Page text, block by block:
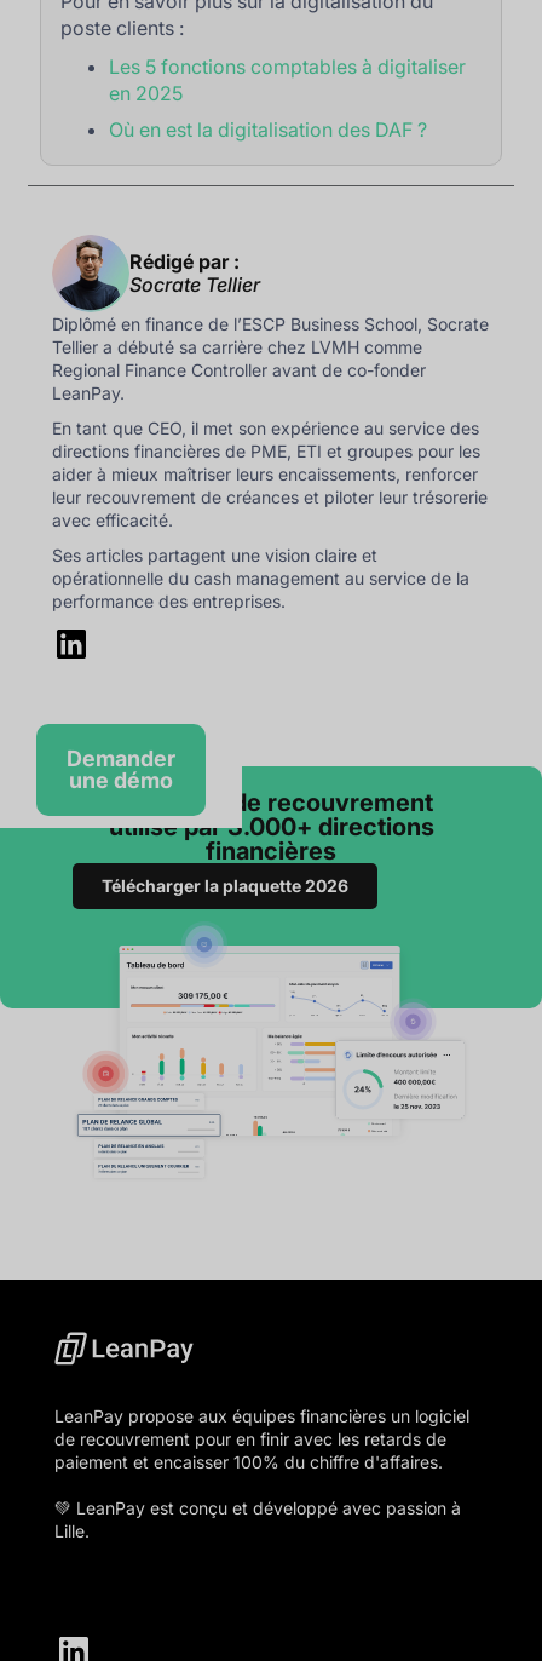
poste clients :
Les 5 fonctions comptables à digitaliser
en 2025
Où en est la digitalisation des DAF ?
Rédigé par :
Socrate Tellier
Diplômé en finance de l’ESCP Business School, Socrate
Tellier a débuté sa carrière chez LVMH comme
Regional Finance Controller avant de co-fonder
LeanPay.
En tant que CEO, il met son expérience au service des
directions financières de PME, ETI et groupes pour les
aider à mieux maîtriser leurs encaissements, renforcer
leur recouvrement de créances et piloter leur trésorerie
avec efficacité.
Ses articles partagent une vision claire et
opérationnelle du cash management au service de la
performance des entreprises.
Demander
une démo
Le logiciel de recouvrement
utilisé par 3.000+ directions
financières
Télécharger la plaquette 2026
LeanPay propose aux équipes financières un logiciel
de recouvrement pour en finir avec les retards de
paiement et encaisser 100% du chiffre d'affaires.
💚 LeanPay est conçu et développé avec passion à
Lille.